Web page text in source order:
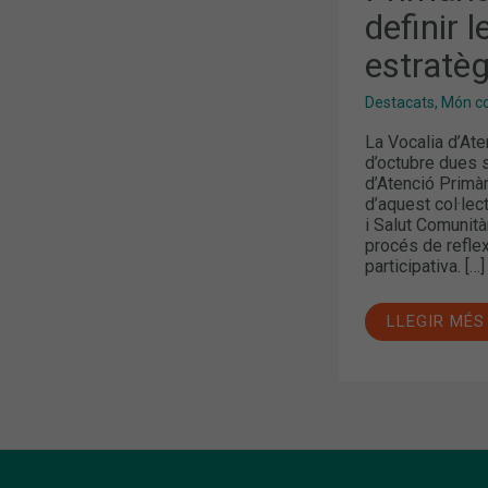
definir
Destacats, Món
La Vocalia
d’octubre
d’Atenció
d’aquest
i Salut
procés de
participativa. […]
LLEGIR MÉS